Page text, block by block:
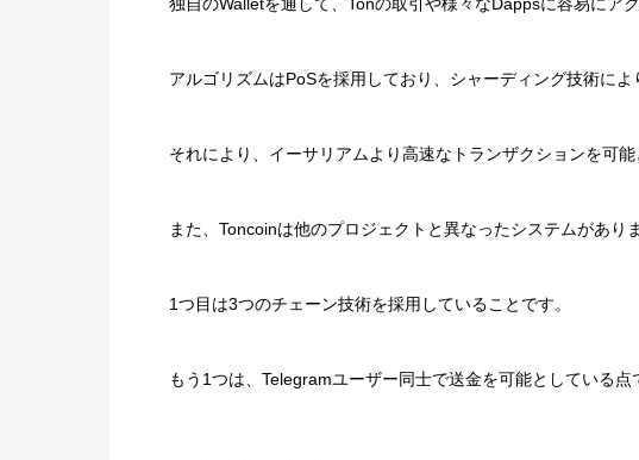
アルゴリズムはPoSを採用しており、シャーディング技術によ
それにより、イーサリアムより高速なトランザクションを可能
また、Toncoinは他のプロジェクトと異なったシステムがありま
1つ目は3つのチェーン技術を採用していることです。
もう1つは、Telegramユーザー同士で送金を可能としている点